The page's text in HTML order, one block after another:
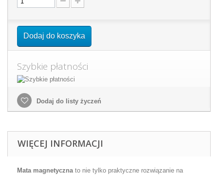
Dodaj do koszyka
Szybkie płatności
Dodaj do listy życzeń
WIĘCEJ INFORMACJI
Mata magnetycznato nie tylko praktyczne rozwiązanie na